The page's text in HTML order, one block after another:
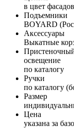
в цвет
Подъемники
BOYARD
Аксессуары
Выкатные
освещение
по каталогу
Ручки
по каталогу
Размер
Цена
указана за